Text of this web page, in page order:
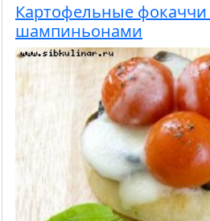
Картофельные фокаччи
шампиньонами